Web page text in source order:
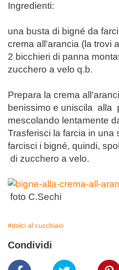
Ingredienti:
una busta di bigné da
crema all'arancia (la trovi
2 bicchieri di panna
zucchero a velo q.b.
Prepara la crema
benissimo e uniscila alla
mescolando lentamente
Trasferisci la farcia in una
farcisci i bigné, quindi,
di zucchero a velo.
foto C.Sechi
#dolci al cucchiaio
Condividi